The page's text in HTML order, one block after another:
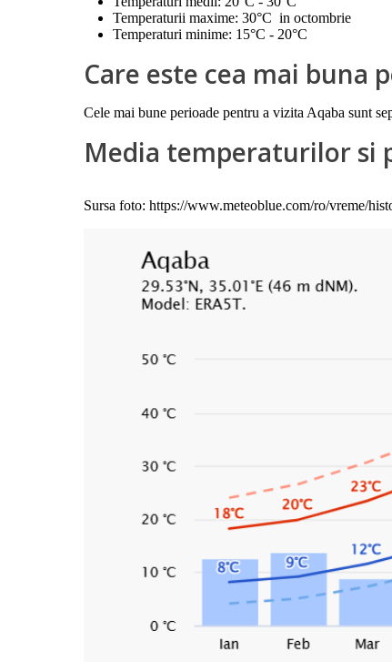
Temperaturii maxime: 30°C in octombrie
Temperaturi minime: 15°C - 20°C
Care este cea mai buna
Cele mai bune perioade pentru a vizita Aqaba sunt
Media temperaturilor si
Sursa foto: https://www.meteoblue.com/ro/vreme/